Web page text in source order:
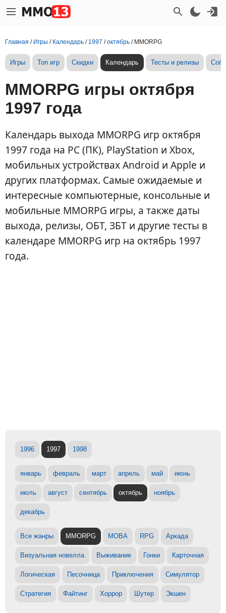
Главная / Игры / Календарь / 1997 /октябрь / MMORPG
Игры Топ игр Скидки Календарь Тесты и релизы
MMORPG игры октября
1997 года
Календарь выхода MMORPG игр октября
1997 года на PC (ПК), PlayStation и Xbox,
мобильных устройствах Android и Apple и
других платформах. Самые ожидаемые и
интересные компьютерные, консольные и
мобильные MMORPG игры, а также даты
выхода, релизы, ОБТ, ЗБТ и другие тесты в
календаре MMORPG игр на октябрь 1997
года.
1996 1997 1998
январь февраль март апрель май июнь
июль август сентябрь октябрь ноябрь
декабрь
Все жанры MMORPG MOBA RPG Аркада
Визуальная новелла Выживание Гонки Карточная
Логическая Песочница Приключения Симулятор
Стратегия Файтинг Хоррор Шутер Экшен